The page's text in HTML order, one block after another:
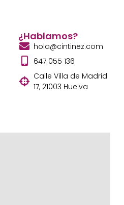
¿Hablamos?
hola@cintinez.com
647 055 136
Calle Villa de Madrid
17, 21003 Huelva